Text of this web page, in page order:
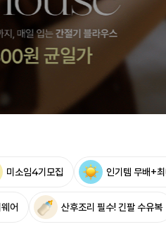
미소임4기모집 인기템 무배+
어 산후조리 필수! 긴팔 수유복